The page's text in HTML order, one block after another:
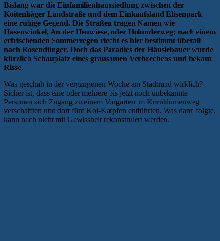
Bislang war die Einfamilienhaussiedlung zwischen der
Koitenhäger Landstraße und dem Einkaufsland Elisenpark
eine ruhige Gegend. Die Straßen tragen Namen wie
Hasenwinkel, An der Heuwiese, oder Holunderweg; nach einem
erfrischenden Sommerregen riecht es hier bestimmt überall
nach Rosendünger. Doch das Paradies der Häuslebauer wurde
kürzlich Schauplatz eines grausamen Verbrechens und bekam
Risse.
Was geschah in der vergangenen Woche am Stadtrand wirklich?
Sicher ist, dass eine oder mehrere bis jetzt noch unbekannte
Personen sich Zugang zu einem Vorgarten im Kornblumenweg
verschafften und dort fünf Koi-Karpfen entführten. Was dann folgte,
kann noch nicht mit Gewissheit rekonstruiert werden.